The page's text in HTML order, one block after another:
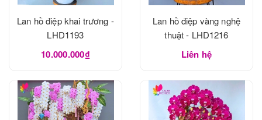
Lan hồ điệp khai trương -
LHD1193
10.000.000₫
Lan hồ điệp vàng nghệ
thuật - LHD1216
Liên hệ